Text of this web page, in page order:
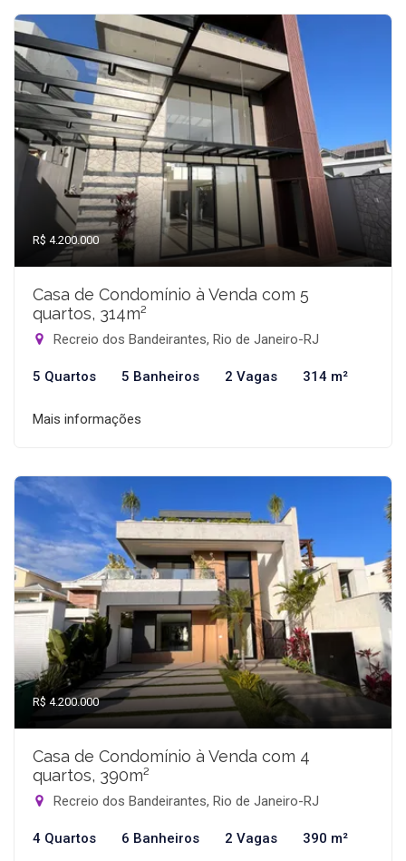
R$ 4.200.000
Casa de Condomínio à Venda com 5
quartos, 314m²
Recreio dos Bandeirantes, Rio de Janeiro-RJ
5 Quartos 5 Banheiros 2 Vagas 314 m²
Mais informações
R$ 4.200.000
Casa de Condomínio à Venda com 4
quartos, 390m²
Recreio dos Bandeirantes, Rio de Janeiro-RJ
4 Quartos 6 Banheiros 2 Vagas 390 m²